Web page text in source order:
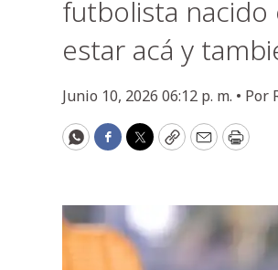
futbolista nacido
estar acá y
Junio 10, 2026 06:12 p. m. • Por
WhatsApp
Facebook
Twitter
CopyEmailPrint